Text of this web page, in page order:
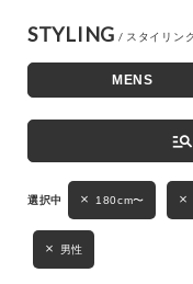
キーワード
性別
MENS
STYLING
MENS
manage_search
180cm〜
男性